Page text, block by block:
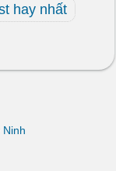
hay nhất